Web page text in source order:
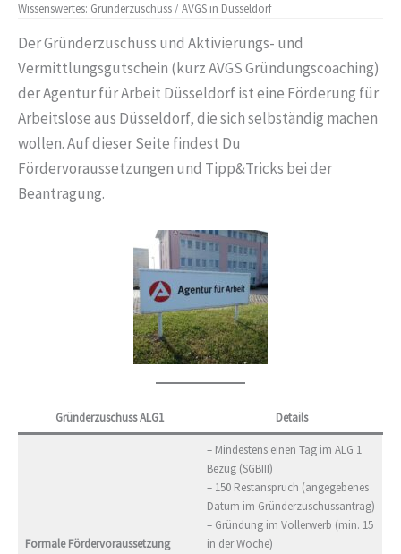
Wissenswertes: Gründerzuschuss / AVGS in Düsseldorf
Der Gründerzuschuss und Aktivierungs- und
Vermittlungsgutschein (kurz AVGS Gründungscoaching)
der Agentur für Arbeit Düsseldorf ist eine Förderung für
Arbeitslose aus Düsseldorf, die sich selbständig machen
wollen. Auf dieser Seite findest Du
Fördervoraussetzungen und Tipp&Tricks bei der
Beantragung.
Gründerzuschuss ALG1 Details
Formale Fördervoraussetzung
– Mindestens einen Tag im ALG 1
Bezug (SGBIII)
– 150 Restanspruch (angegebenes
Datum im Gründerzuschussantrag)
– Gründung im Vollerwerb (min. 15
in der Woche)